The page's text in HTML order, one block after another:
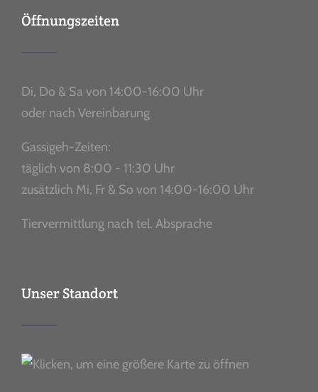
Öffnungszeiten
Di, Do & Sa von 14:00-16:00 Uhr
oder nach Vereinbarung
Gassigeh-Zeiten:
täglich von 8:00 - 11:30 Uhr
zusätzlich Mi, Fr & So von 14:00-16:00 Uhr
Tiervermittlung nach tel. Absprache
Unser Standort